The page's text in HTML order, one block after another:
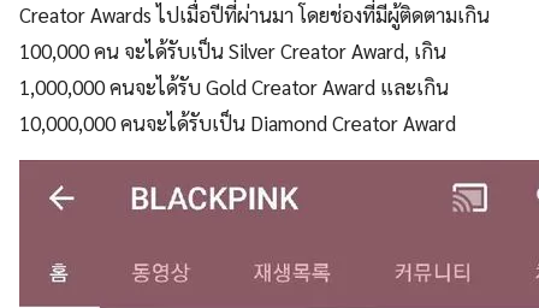
Creator Awards ไปเมื่อปีที่ผ่านมา โดยช่องที่มีผู้ติดตามเกิน
100,000 คน จะได้รับเป็น Silver Creator Award, เกิน
1,000,000 คนจะได้รับ Gold Creator Award และเกิน
10,000,000 คนจะได้รับเป็น Diamond Creator Award